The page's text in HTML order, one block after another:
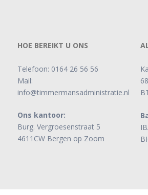
HOE BEREIKT U ONS
Telefoon: 0164 26 56 56
Mail:
info@timmermansadministratie.nl
Ons kantoor:
Burg. Vergroesenstraat 5
4611CW Bergen op Zoom